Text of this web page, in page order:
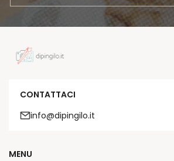
CONTATTACI
info@dipingilo.it
MENU